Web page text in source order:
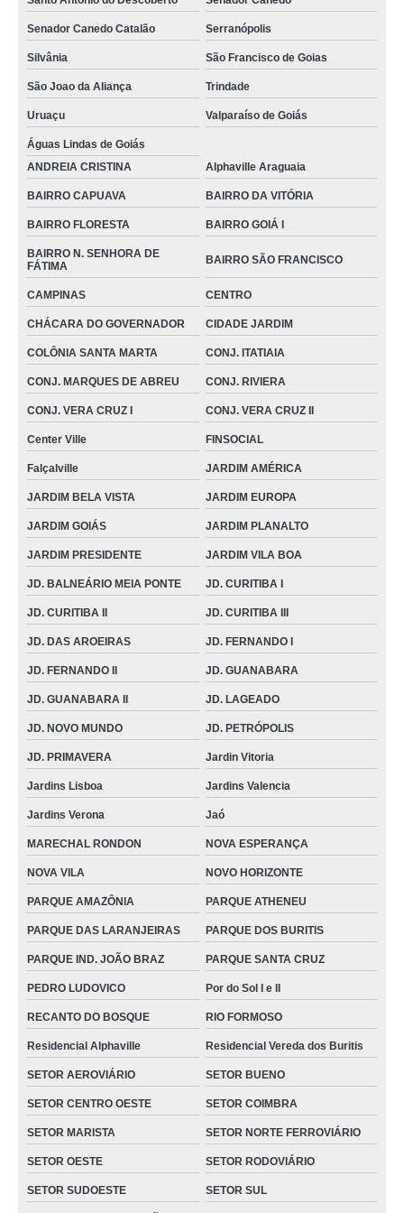
cotação para joelheira ortopédica tipo articulada Valparaíso de Goiás
joelheira ortopédica patelar VILA BANDEIRANTE
orçamento de joelheira ortopédica tipo articulada CONJ. ITATIAIA
orçamento de joelheira ortopédica ajustável Planaltina
cotação para joelheira ortopédicas para desporto Valparaíso de Goiás
joelheira ortopédica com velcro sob encomenda SETOR MARISTA
joelheiras ortopédicas para desporto Goianésia
orçamento de joelheira ortopédica com tala JD. CURITIBA III
joelheiras ortopédica patelar Santo Antônio do Descoberto
cotação para joelheira ortopédica ligamento cruzado BAIRRO GOIÁ I
cotação para joelheira ortopédica com tala Luziânia
cotação para joelheira ortopédica tipo articulada JD. PRIMAVERA
joelheiras ortopédica ligamento cruzado SETOR URIAS MAGALHÃES
joelheira para firmar o joelho sob encomenda Serranópolis
joelheira ortopédicas para desporto sob encomenda Itumbiara
cotação para joelheira ortopédica com velcro MARECHAL RONDON
cotação para joelheira ortopédica PEDRO LUDOVICO
joelheira ortopédica ligamento cruzado Montividiu
joelheira ortopédica patelar sob encomenda JD. CURITIBA I
joelheiras articulada ortopédica Itaberai
orçamento de joelheira ortopédica com velcro CAMPINAS
orçamento de joelheira articulada ortopédica Cidade Ocidental
orçamento de joelheira ortopédica VILA OSVALDO ROSA
joelheira ortopédica tipo articulada FINSOCIAL
joelheira ortopédica tipo articulada Serranópolis
joelheira ortopédica para dor no joelho sob encomenda Residencial
Alphaville
cotação para joelheira ortopédica ajustável Mineiros
joelheira ortopédicas para desporto sob encomenda Guapó
orçamento de joelheira para firmar o joelho Itumbiara
joelheira ortopédica Senador Canedo
Senador Canedo Catalão Serranópolis
Silvânia São Francisco de Goias
São Joao da Aliança Trindade
Uruaçu Valparaíso de Goiás
Águas Lindas de Goiás
ANDREIA CRISTINA
Alphaville Araguaia
BAIRRO CAPUAVA BAIRRO DA VITÓRIA
BAIRRO FLORESTA BAIRRO GOIÁ I
BAIRRO N. SENHORA DE
FÁTIMA
BAIRRO SÃO FRANCISCO
CAMPINAS CENTRO
CHÁCARA DO GOVERNADOR CIDADE JARDIM
COLÔNIA SANTA MARTA CONJ. ITATIAIA
CONJ. MARQUES DE ABREU CONJ. RIVIERA
CONJ. VERA CRUZ I CONJ. VERA CRUZ II
Center Ville FINSOCIAL
Falçalville JARDIM AMÉRICA
JARDIM BELA VISTA JARDIM EUROPA
JARDIM GOIÁS JARDIM PLANALTO
JARDIM PRESIDENTE JARDIM VILA BOA
JD. BALNEÁRIO MEIA PONTE JD. CURITIBA I
JD. CURITIBA II JD. CURITIBA III
JD. DAS AROEIRAS JD. FERNANDO I
JD. FERNANDO II JD. GUANABARA
JD. GUANABARA II JD. LAGEADO
JD. NOVO MUNDO JD. PETRÓPOLIS
JD. PRIMAVERA Jardin Vitoria
Jardins Lisboa Jardins Valencia
Jardins Verona Jaó
MARECHAL RONDON NOVA ESPERANÇA
NOVA VILA NOVO HORIZONTE
PARQUE AMAZÔNIA PARQUE ATHENEU
PARQUE DAS LARANJEIRAS PARQUE DOS BURITIS
PARQUE IND. JOÃO BRAZ PARQUE SANTA CRUZ
PEDRO LUDOVICO Por do Sol I e II
RECANTO DO BOSQUE RIO FORMOSO
Residencial Alphaville Residencial Vereda dos Buritis
SETOR AEROVIÁRIO SETOR BUENO
SETOR CENTRO OESTE SETOR COIMBRA
SETOR MARISTA SETOR NORTE FERROVIÁRIO
SETOR OESTE SETOR RODOVIÁRIO
SETOR SUDOESTE SETOR SUL